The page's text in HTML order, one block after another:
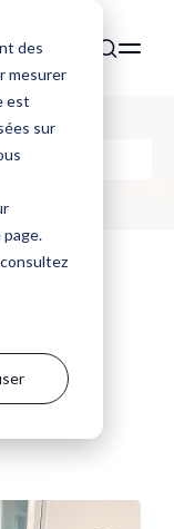
des
mesurer
est
sur
consultez